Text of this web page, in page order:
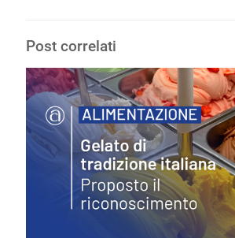
Post correlati